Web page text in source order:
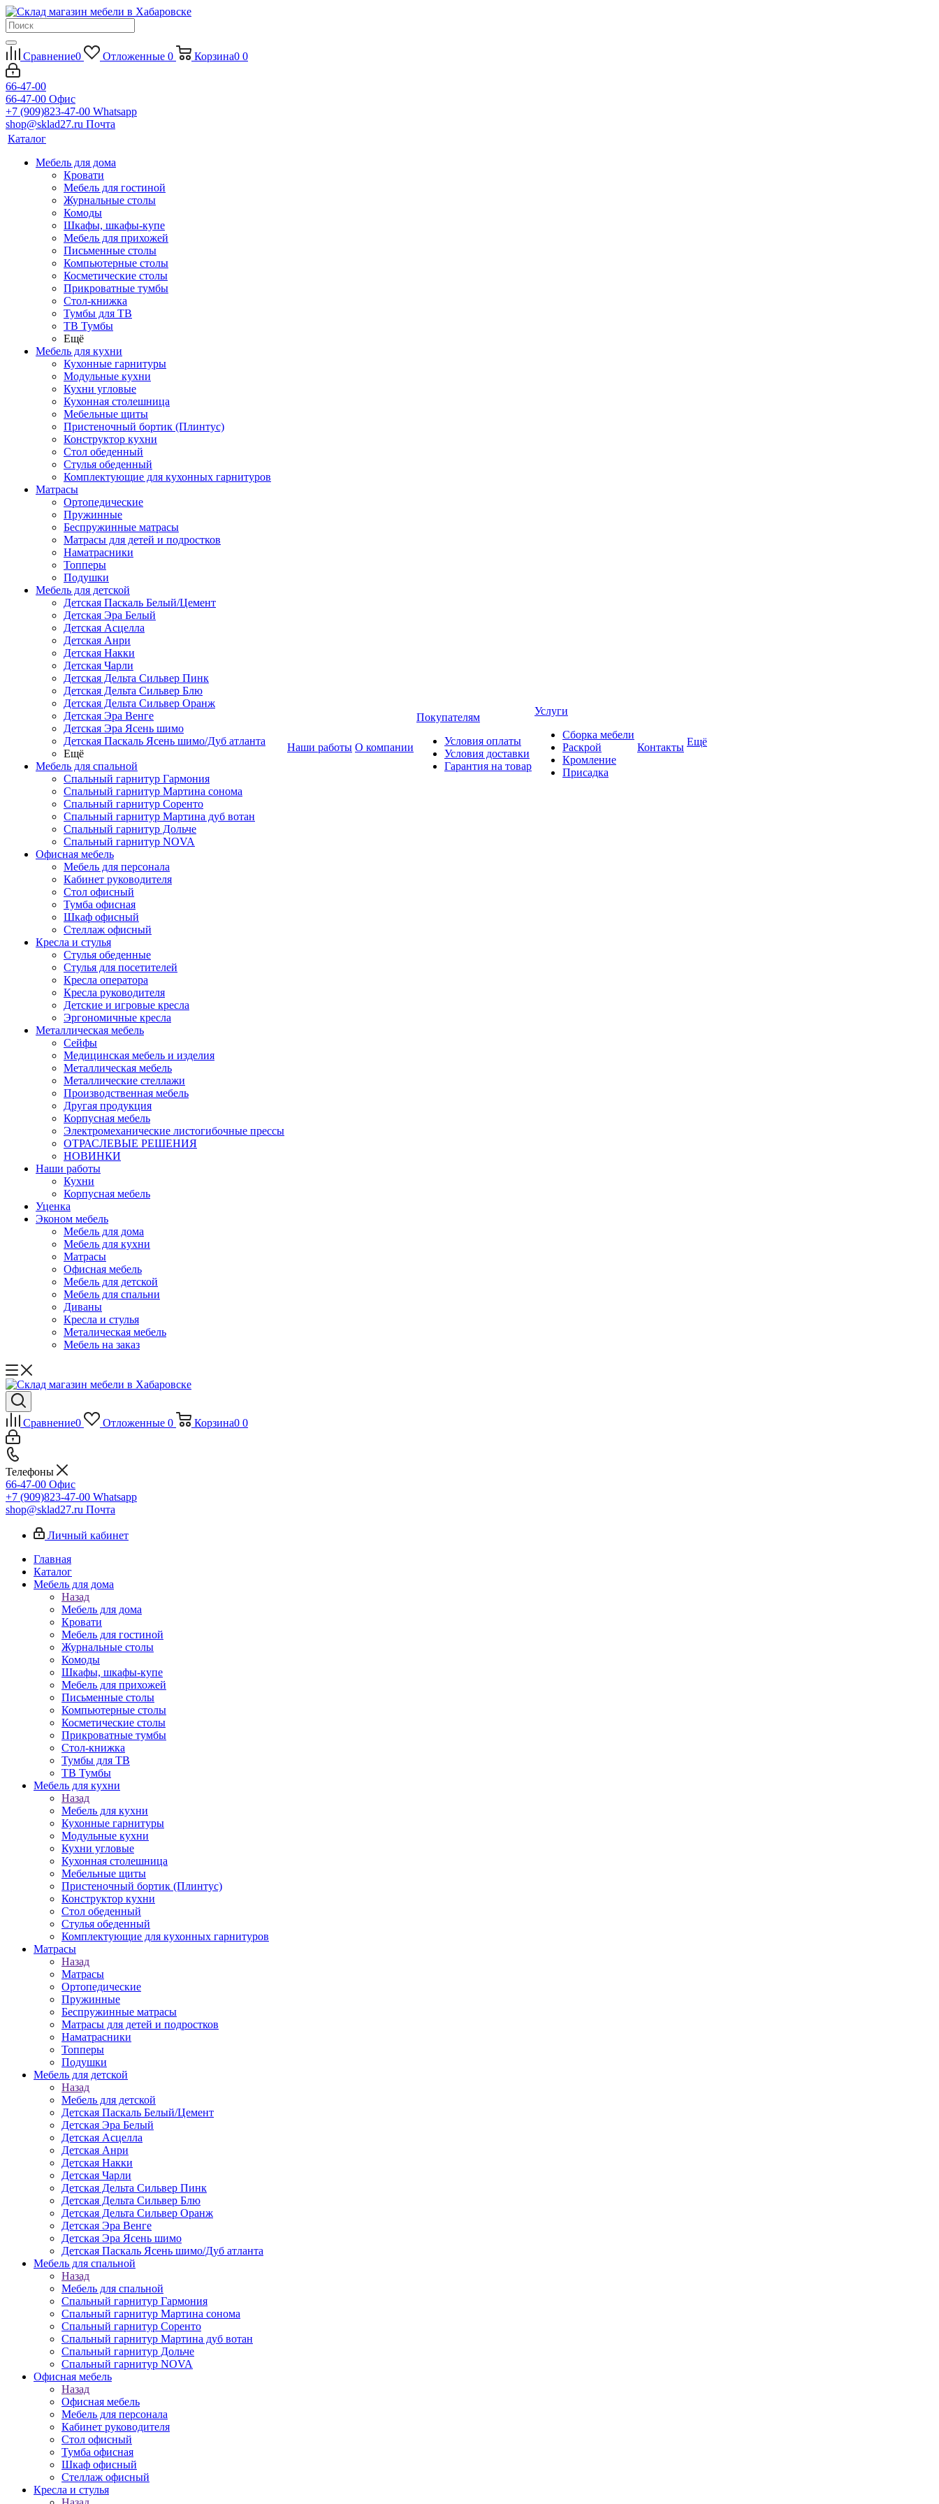
Сравнение0 Отложенные 0 Корзина0 0
66-47-00
66-47-00 Офис
+7 (909)823-47-00 Whatsapp
shop@sklad27.ru Почта
Каталог
Мебель для дома
Кровати
Мебель для гостиной
Журнальные столы
Комоды
Шкафы, шкафы-купе
Мебель для прихожей
Письменные столы
Компьютерные столы
Косметические столы
Прикроватные тумбы
Стол-книжка
Тумбы для ТВ
ТВ Тумбы
Ещё
Мебель для кухни
Кухонные гарнитуры
Модульные кухни
Кухни угловые
Кухонная столешница
Мебельные щиты
Пристеночный бортик (Плинтус)
Конструктор кухни
Стол обеденный
Стулья обеденный
Комплектующие для кухонных гарнитуров
Матраcы
Ортопедические
Пружинные
Беспружинные матрасы
Матрасы для детей и подростков
Наматрасники
Топперы
Подушки
Мебель для детской
Детская Паскаль Белый/Цемент
Детская Эра Белый
Детская Асцелла
Детская Анри
Детская Накки
Детская Чарли
Детская Дельта Сильвер Пинк
Детская Дельта Сильвер Блю
Детская Дельта Сильвер Оранж
Детская Эра Венге
Детская Эра Ясень шимо
Детская Паскаль Ясень шимо/Дуб атланта
Ещё
Мебель для спальной
Спальный гарнитур Гармония
Спальный гарнитур Мартина сонома
Спальный гарнитур Соренто
Спальный гарнитур Мартина дуб вотан
Спальный гарнитур Дольче
Спальный гарнитур NOVA
Офисная мебель
Мебель для персонала
Кабинет руководителя
Стол офисный
Тумба офисная
Шкаф офисный
Стеллаж офисный
Кресла и стулья
Стулья обеденные
Стулья для посетителей
Кресла оператора
Кресла руководителя
Детские и игровые кресла
Эргономичные кресла
Металлическая мебель
Сейфы
Медицинская мебель и изделия
Металлическая мебель
Металлические стеллажи
Производственная мебель
Другая продукция
Корпусная мебель
Электромеханические листогибочные прессы
ОТРАСЛЕВЫЕ РЕШЕНИЯ
НОВИНКИ
Наши работы
Кухни
Корпусная мебель
Уценка
Эконом мебель
Мебель для дома
Мебель для кухни
Матрасы
Офисная мебель
Мебель для детской
Мебель для спальни
Диваны
Кресла и стулья
Металическая мебель
Мебель на заказ
Наши работы О компании
Покупателям
Условия оплаты
Условия доставки
Гарантия на товар
Услуги
Сборка мебели
Раскрой
Кромление
Присадка
Контакты Ещё
Сравнение0 Отложенные 0 Корзина0 0
Телефоны
66-47-00 Офис
+7 (909)823-47-00 Whatsapp
shop@sklad27.ru Почта
Личный кабинет
Главная
Каталог
Мебель для дома
Назад
Мебель для дома
Кровати
Мебель для гостиной
Журнальные столы
Комоды
Шкафы, шкафы-купе
Мебель для прихожей
Письменные столы
Компьютерные столы
Косметические столы
Прикроватные тумбы
Стол-книжка
Тумбы для ТВ
ТВ Тумбы
Мебель для кухни
Назад
Мебель для кухни
Кухонные гарнитуры
Модульные кухни
Кухни угловые
Кухонная столешница
Мебельные щиты
Пристеночный бортик (Плинтус)
Конструктор кухни
Стол обеденный
Стулья обеденный
Комплектующие для кухонных гарнитуров
Матраcы
Назад
Матраcы
Ортопедические
Пружинные
Беспружинные матрасы
Матрасы для детей и подростков
Наматрасники
Топперы
Подушки
Мебель для детской
Назад
Мебель для детской
Детская Паскаль Белый/Цемент
Детская Эра Белый
Детская Асцелла
Детская Анри
Детская Накки
Детская Чарли
Детская Дельта Сильвер Пинк
Детская Дельта Сильвер Блю
Детская Дельта Сильвер Оранж
Детская Эра Венге
Детская Эра Ясень шимо
Детская Паскаль Ясень шимо/Дуб атланта
Мебель для спальной
Назад
Мебель для спальной
Спальный гарнитур Гармония
Спальный гарнитур Мартина сонома
Спальный гарнитур Соренто
Спальный гарнитур Мартина дуб вотан
Спальный гарнитур Дольче
Спальный гарнитур NOVA
Офисная мебель
Назад
Офисная мебель
Мебель для персонала
Кабинет руководителя
Стол офисный
Тумба офисная
Шкаф офисный
Стеллаж офисный
Кресла и стулья